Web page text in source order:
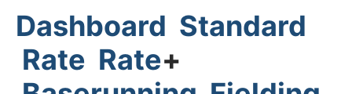
Dashboard Standard
Rate Rate+